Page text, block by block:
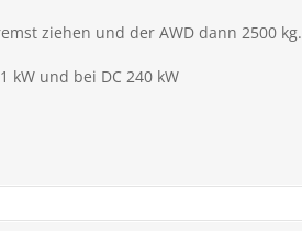
ziehen und der AWD dann 2500 kg.
kW und bei DC 240 kW